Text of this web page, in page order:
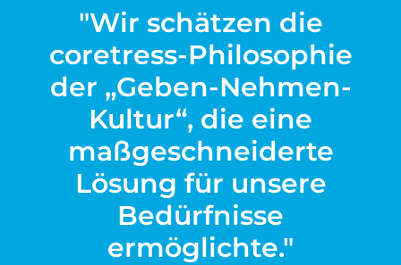
"Wir schätzen die
coretress-Philosophie
der „Geben-Nehmen-
Kultur“, die eine
maßgeschneiderte
Lösung für unsere
Bedürfnisse
ermöglichte."